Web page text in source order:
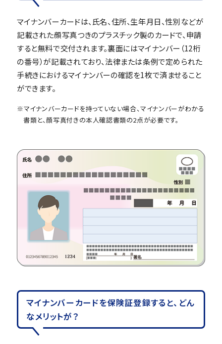
マイナンバーカードは、氏名、住所、生年月日、性別などが
記載された顔写真つきのプラスチック製のカードで、申請
すると無料で交付されます。裏面にはマイナンバー（12桁
の番号）が記載されており、法律または条例で定められた
手続きにおけるマイナンバーの確認を1枚で済ませること
ができます。
※マイナンバーカードを持っていない場合、マイナンバーがわかる
書類と、顔写真付きの本人確認書類の2点が必要です。
マイナンバーカードを保険証登録すると、どん
なメリットが？